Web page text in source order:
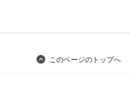
このページのトップへ